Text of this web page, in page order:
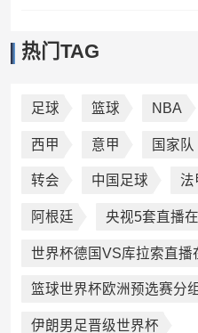
热门TAG
足球 篮球 NBA
西甲 意甲 国家队
转会 中国足球 法
阿根廷 央视5套直播
世界杯德国VS库拉索直播
篮球世界杯欧洲预选赛分组
伊朗男足晋级世界杯